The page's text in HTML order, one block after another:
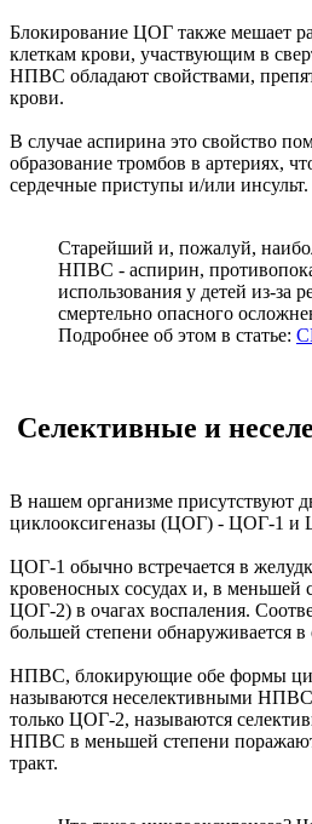
Блокирование ЦОГ также мешает
клеткам крови, участвующим в
НПВС обладают свойствами,
крови.
В случае аспирина это свойство
образование тромбов в артериях,
сердечные приступы и/или инсульт.
Старейший и, пожалуй,
НПВС - аспирин,
использования у детей из-за
смертельно опасного
Подробнее об этом в статье:
Селективные и
В нашем организме присутствуют
циклооксигеназы (ЦОГ) - ЦОГ-1 и
ЦОГ-1 обычно встречается в
кровеносных сосудах и, в меньшей
ЦОГ-2) в очагах воспаления.
большей степени обнаруживается в
НПВС, блокирующие обе формы
называются неселективными
только ЦОГ-2, называются
НПВС в меньшей степени
тракт.